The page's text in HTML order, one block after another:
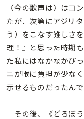
〈今の歌声は〉はコ
たが、次第にアジリ
う）をこなす難しさ
理！』と思った時期
た私にはなかなかぴ
ニが喉に負担が少な
示せるものだったんで
その後、《どろぼう